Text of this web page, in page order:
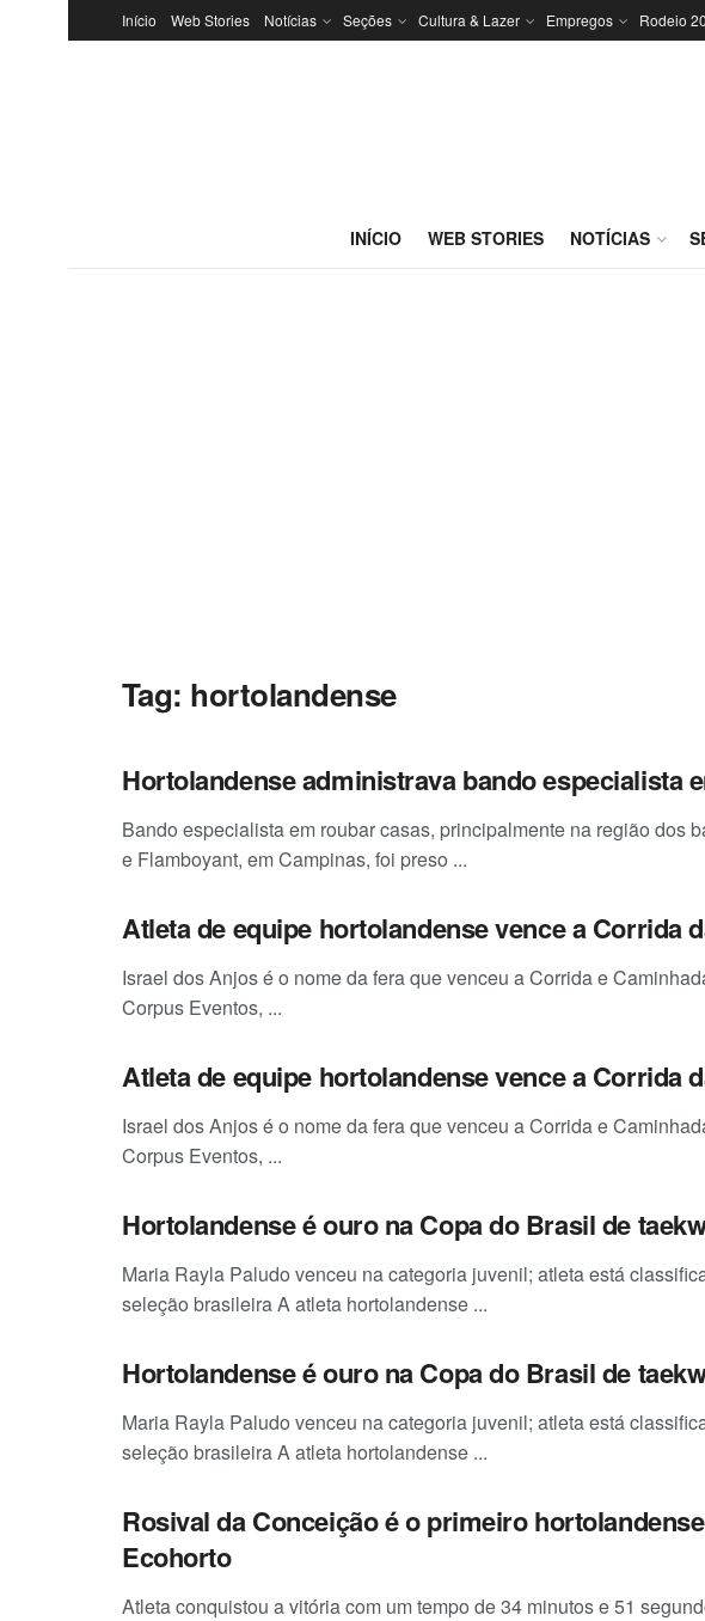
Início Web Stories Notícias Seções Cultura & Lazer Empregos Rodeio
INÍCIO WEB STORIES NOTÍCIAS
Tag: hortolandense
Hortolandense administrava bando especialista
Bando especialista em roubar casas, principalmente na região dos
e Flamboyant, em Campinas, foi preso ...
Atleta de equipe hortolandense vence a Corrida
Israel dos Anjos é o nome da fera que venceu a Corrida e
Corpus Eventos, ...
Atleta de equipe hortolandense vence a Corrida
Israel dos Anjos é o nome da fera que venceu a Corrida e
Corpus Eventos, ...
Hortolandense é ouro na Copa do Brasil de
Maria Rayla Paludo venceu na categoria juvenil; atleta está
seleção brasileira A atleta hortolandense ...
Hortolandense é ouro na Copa do Brasil de
Maria Rayla Paludo venceu na categoria juvenil; atleta está
seleção brasileira A atleta hortolandense ...
Rosival da Conceição é o primeiro
Ecohorto
Atleta conquistou a vitória com um tempo de 34 minutos e 51